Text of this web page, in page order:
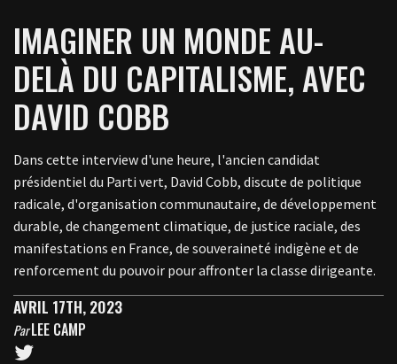
IMAGINER UN MONDE AU-
DELÀ DU CAPITALISME, AVEC
DAVID COBB
Dans cette interview d'une heure, l'ancien candidat
présidentiel du Parti vert, David Cobb, discute de politique
radicale, d'organisation communautaire, de développement
durable, de changement climatique, de justice raciale, des
manifestations en France, de souveraineté indigène et de
renforcement du pouvoir pour affronter la classe dirigeante.
AVRIL 17TH, 2023
ParLEE CAMP